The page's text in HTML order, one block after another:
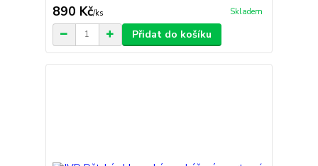
890 Kč/ks Skladem
Přidat do košíku